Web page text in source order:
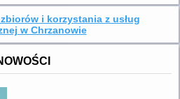
i korzystania z usług
w Chrzanowie